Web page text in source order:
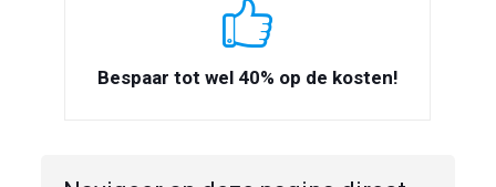
Bespaar tot wel 40% op de kosten!